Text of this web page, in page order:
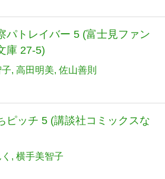
パトレイバー 5 (富士見ファン
庫 27-5)
高田明美 佐山善則
ピッチ 5 (講談社コミックスな
横手美智子